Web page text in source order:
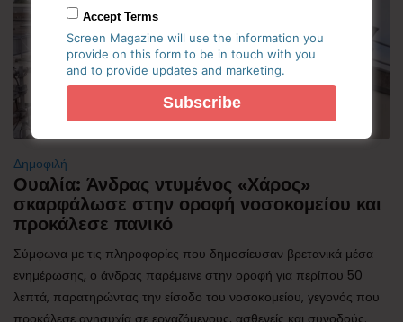
Δημοφιλή
Ουαλία: Άνδρας ντυμένος «Χάρος»
σκαρφάλωσε στην οροφή νοσοκομείου και
προκάλεσε πανικό
Σύμφωνα με τις πληροφορίες που δημοσίευσαν βρετανικά μέσα
ενημέρωσης, ο άνδρας παρέμεινε στην οροφή για περίπου 50
λεπτά, παρατηρώντας την είσοδο του νοσοκομείου, γεγονός που
Accept Terms
Screen Magazine will use the information you
provide on this form to be in touch with you
and to provide updates and marketing.